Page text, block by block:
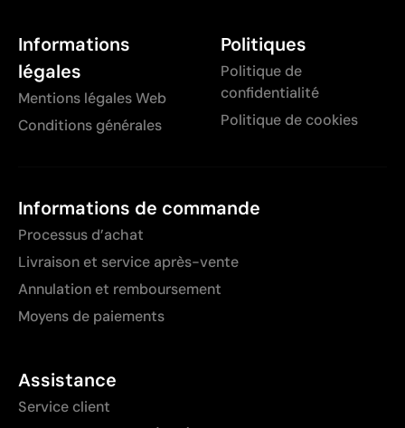
Informations
légales
Mentions légales Web
Conditions générales
Politiques
Politique de
confidentialité
Politique de cookies
Informations de commande
Processus d’achat
Livraison et service après-vente
Annulation et remboursement
Moyens de paiements
Assistance
Service client